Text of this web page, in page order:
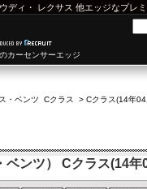
ディ ・ レクサス 他エッジなプレ
カーセンサーエッジ
・ベンツ Cクラス > Cクラス(14年
ンツ） Cクラス(14年